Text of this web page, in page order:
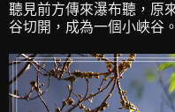
聽見前方傳來瀑布聽，原
谷切開，成為一個小峽谷。